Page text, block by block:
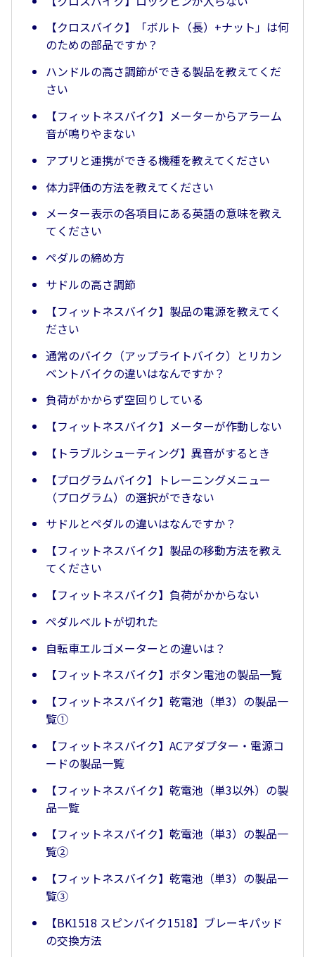
【クロスバイク】「ボルト（長）+ナット」は何
のための部品ですか？
ハンドルの高さ調節ができる製品を教えてくだ
さい
【フィットネスバイク】メーターからアラーム
音が鳴りやまない
アプリと連携ができる機種を教えてください
体力評価の方法を教えてください
メーター表示の各項目にある英語の意味を教え
てください
ペダルの締め方
サドルの高さ調節
【フィットネスバイク】製品の電源を教えてく
ださい
通常のバイク（アップライトバイク）とリカン
ベントバイクの違いはなんですか？
負荷がかからず空回りしている
【フィットネスバイク】メーターが作動しない
【トラブルシューティング】異音がするとき
【プログラムバイク】トレーニングメニュー
（プログラム）の選択ができない
サドルとペダルの違いはなんですか？
【フィットネスバイク】製品の移動方法を教え
てください
【フィットネスバイク】負荷がかからない
ペダルベルトが切れた
自転車エルゴメーターとの違いは？
【フィットネスバイク】ボタン電池の製品一覧
【フィットネスバイク】乾電池（単3）の製品一
覧①
【フィットネスバイク】ACアダプター・電源コ
ードの製品一覧
【フィットネスバイク】乾電池（単3以外）の製
品一覧
【フィットネスバイク】乾電池（単3）の製品一
覧②
【フィットネスバイク】乾電池（単3）の製品一
覧③
【BK1518 スピンバイク1518】ブレーキパッド
の交換方法